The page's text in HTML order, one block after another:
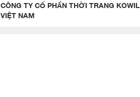
CÔNG TY CỔ PHẦN THỜI TRANG KOWIL
VIỆT NAM